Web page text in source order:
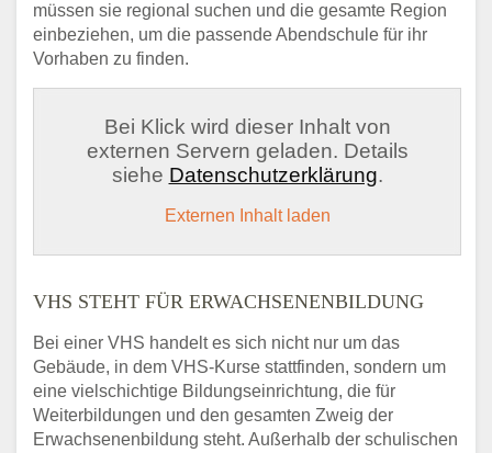
müssen sie regional suchen und die gesamte Region
einbeziehen, um die passende Abendschule für ihr
Vorhaben zu finden.
Bei Klick wird dieser Inhalt von
externen Servern geladen. Details
siehe Datenschutzerklärung.
Externen Inhalt laden
VHS STEHT FÜR ERWACHSENENBILDUNG
Bei einer VHS handelt es sich nicht nur um das
Gebäude, in dem VHS-Kurse stattfinden, sondern um
eine vielschichtige Bildungseinrichtung, die für
Weiterbildungen und den gesamten Zweig der
Erwachsenenbildung steht. Außerhalb der schulischen